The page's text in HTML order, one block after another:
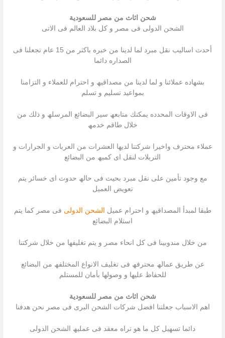
شحن اثاث من مصر للسعودية
الشحن الدولى فى مصر و كل بلاد العالم فى الاتى
أحدث اسالیب نقل مبرد لما لدینا من خبره باكثر من 15 عام تجعلنا فى
الصداره دائما
بشھاده عملائنا و لما لدینا من مصداقیھ و احترام للعملاء و التزامنا
بمواعید تسلیم و تسلم
فى الاوقات المحدده یمكنك متابعھ سیر البضائع المرسلھ و ذلك من
خلال طاقم خدمھ
عملاء محترف واخیرا شركتنا لدیھا العشرات من العربات و الجرارات و
التریلات لنقل اى كمیھ من البضائع
مع وجود تأمین على نقل مبرد بحیث فى حالھ حدوث اى خسائر یتم
تعویض العمیل
طبقا لمبدأ المصداقیھ و احترام عمیل الشحن الدولى فى مصر كما یتم
استلام البضائع
من خلال مندوبینا فى كل انحاء مصر و یتم تغلیفھا من خلال شركتنا
عن طریق عمالھ محترفھ فى تغلیف الانواع المختلفھ من البضائع
للحفاظ علیھا و وصولھا بأمان للمستلم
شحن اثاث من مصر للسعودية
اھم الاسباب جعلتنا افضل شركات الشحن البرى فى مصر نحن ھدفنا
دائما تسھیل كل ما ھو تراه معقد فى عملیھ الشحن الدولى